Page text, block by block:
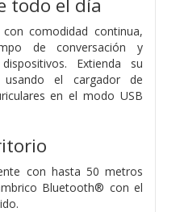
comodidad continua,
de conversación y
Extienda su
el cargador de
en el modo USB
con hasta 50 metros
Bluetooth® con el